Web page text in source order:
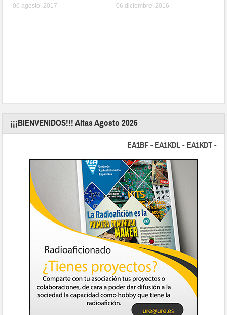
06 agosto, 2017 06 diciembre, 2016
¡¡¡BIENVENIDOS!!! Altas Agosto 2026
EA1BF - EA1KDL - EA1KDT -